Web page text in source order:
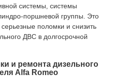
системы, системы
поршневой группы. Это
поломки и снизить
ДВС в долгосрочной
и ремонта дизельного
Alfa Romeo